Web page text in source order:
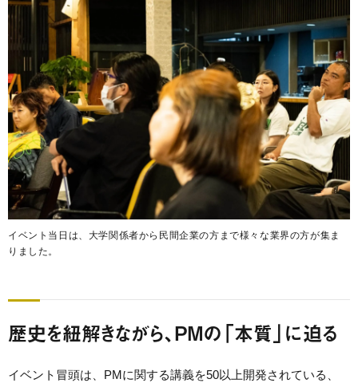
イベント当日は、大学関係者から民間企業の方まで様々な業界の方が集ま
りました。
歴史を紐解きながら、PMの「本質」に迫る
イベント冒頭は、PMに関する講義を50以上開発されている、